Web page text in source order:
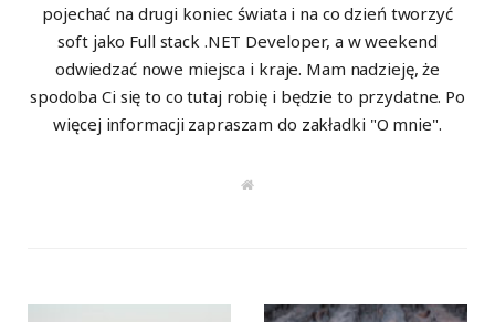
pojechać na drugi koniec świata i na co dzień tworzyć
soft jako Full stack .NET Developer, a w weekend
odwiedzać nowe miejsca i kraje. Mam nadzieję, że
spodoba Ci się to co tutaj robię i będzie to przydatne. Po
więcej informacji zapraszam do zakładki "O mnie".
W